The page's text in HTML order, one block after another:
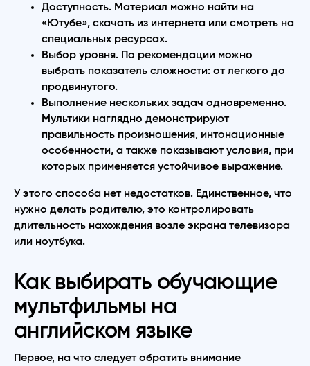
Доступность. Материал можно найти на
«Ютубе», скачать из интернета или смотреть на
специальных ресурсах.
Выбор уровня. По рекомендации можно
выбрать показатель сложности: от легкого до
продвинутого.
Выполнение нескольких задач одновременно.
Мультики наглядно демонстрируют
правильность произношения, интонационные
особенности, а также показывают условия, при
которых применяется устойчивое выражение.
У этого способа нет недостатков. Единственное, что
нужно делать родителю, это контролировать
длительность нахождения возле экрана телевизора
или ноутбука.
Как выбирать обучающие
мультфильмы на
английском языке
Первое, на что следует обратить внимание